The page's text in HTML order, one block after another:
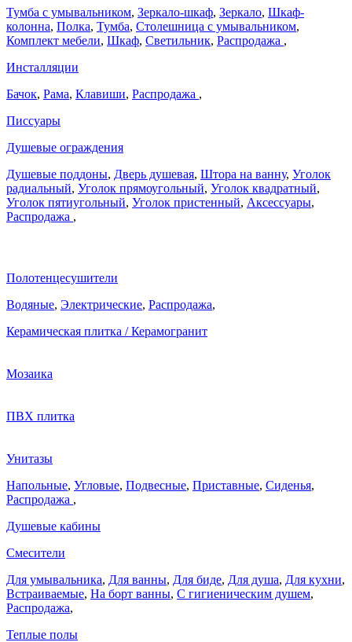
Тумба с умывальником, Зеркало-шкаф, Зеркало, Шкаф-
колонна, Полка, Тумба, Столешница с умывальником,
Комплект мебели, Шкаф, Светильник, Распродажа ,
Инсталляции
Бачок, Рама, Клавиши, Распродажа ,
Писсуары
Душевые ограждения
Душевые поддоны, Дверь душевая, Штора на ванну, Уголок
радиальный, Уголок прямоугольный, Уголок квадратный,
Уголок пятиугольный, Уголок пристенный, Аксессуары,
Распродажа ,
Полотенцесушители
Водяные, Электрические, Распродажа,
Керамическая плитка / Керамогранит
Мозаика
ПВХ плитка
Унитазы
Напольные, Угловые, Подвесные, Приставные, Сиденья,
Распродажа ,
Душевые кабины
Смесители
Для умывальника, Для ванны, Для биде, Для душа, Для кухни,
Встраиваемые, На борт ванны, C гигиеническим душем,
Распродажа,
Теплые полы